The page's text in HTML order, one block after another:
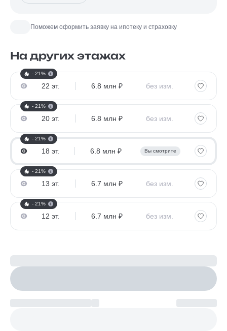
Поможем оформить заявку на ипотеку и страховку
На других этажах
- 21%
22 эт. 6.8 млн ₽ без изм.
- 21%
20 эт. 6.8 млн ₽ без изм.
- 21%
18 эт. 6.8 млн ₽ Вы смотрите
- 21%
13 эт. 6.7 млн ₽ без изм.
- 21%
12 эт. 6.7 млн ₽ без изм.
Рассчитайте ипотеку